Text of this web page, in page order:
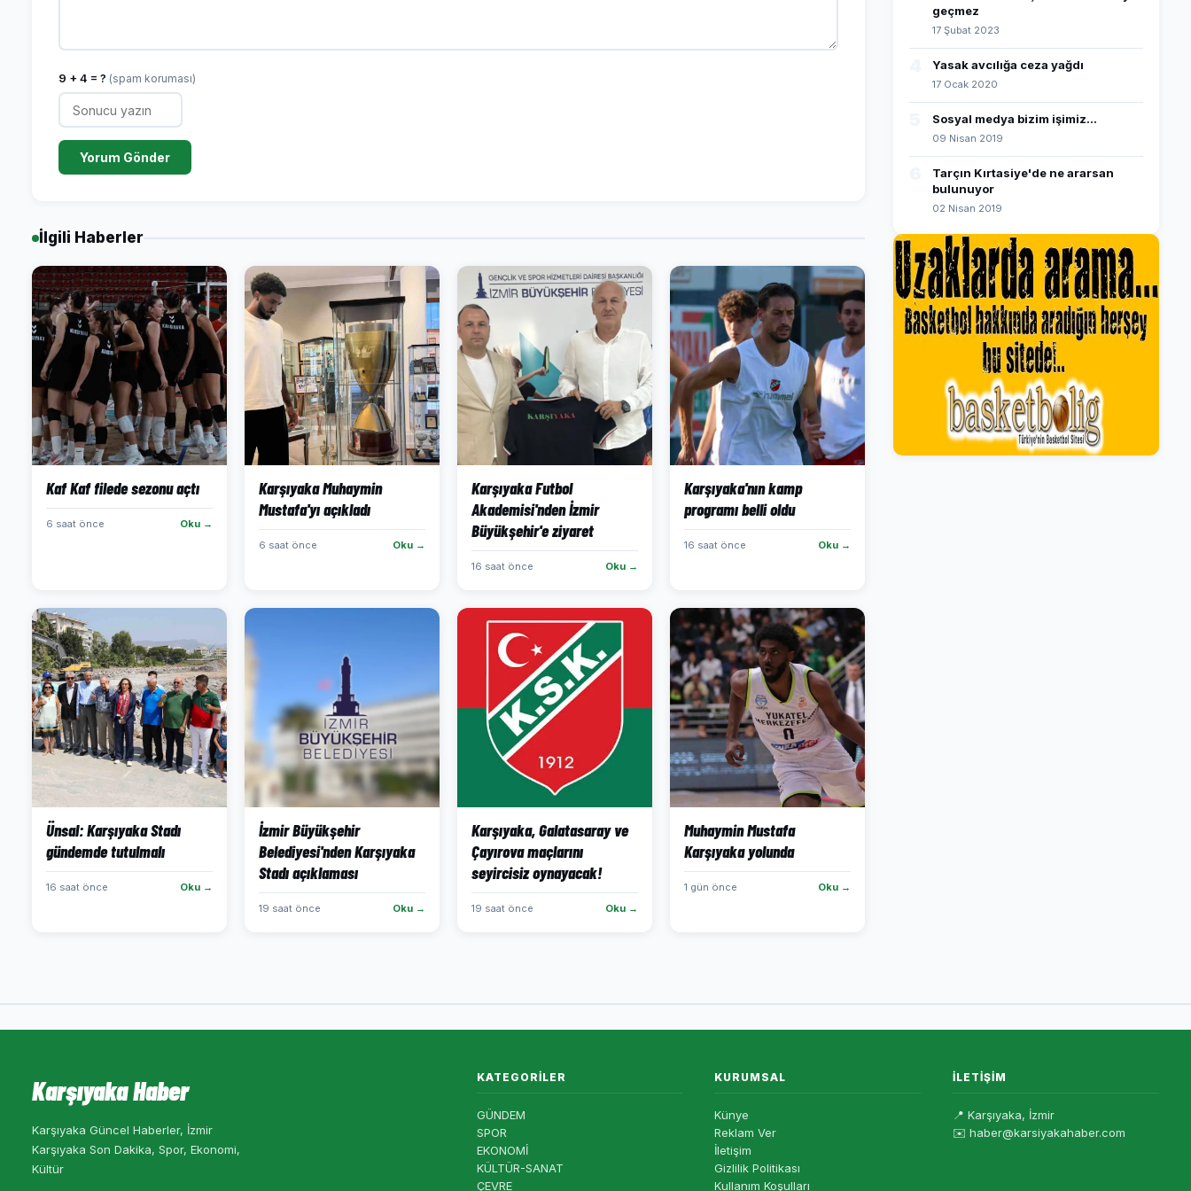
9 + 4 = ? (spam koruması)
Yorum Gönder
İlgili Haberler
Kaf Kaf filede sezonu açtı
6 saat önce Oku →
Karşıyaka Muhaymin
Mustafa'yı açıkladı
6 saat önce Oku →
Karşıyaka Futbol
Akademisi'nden İzmir
Büyükşehir'e ziyaret
16 saat önce Oku →
Karşıyaka'nın kamp
programı belli oldu
16 saat önce Oku →
Ünsal: Karşıyaka Stadı
gündemde tutulmalı
16 saat önce Oku →
İzmir Büyükşehir
Belediyesi'nden Karşıyaka
Stadı açıklaması
19 saat önce Oku →
Karşıyaka, Galatasaray ve
Çayırova maçlarını
seyircisiz oynayacak!
19 saat önce Oku →
Muhaymin Mustafa
Karşıyaka yolunda
1 gün önce Oku →
geçmez
17 Şubat 2023
Yasak avcılığa ceza yağdı
17 Ocak 2020
Sosyal medya bizim işimiz...
09 Nisan 2019
Tarçın Kırtasiye'de ne ararsan
bulunuyor
02 Nisan 2019
Karşıyaka Haber
Karşıyaka Güncel Haberler, İzmir
Karşıyaka Son Dakika, Spor, Ekonomi,
Kültür
KATEGORILER
GÜNDEM
SPOR
EKONOMİ
KÜLTÜR-SANAT
ÇEVRE
KURUMSAL
Künye
Reklam Ver
İletişim
Gizlilik Politikası
Kullanım Koşulları
İLETIŞIM
📍 Karşıyaka, İzmir
✉️ haber@karsiyakahaber.com